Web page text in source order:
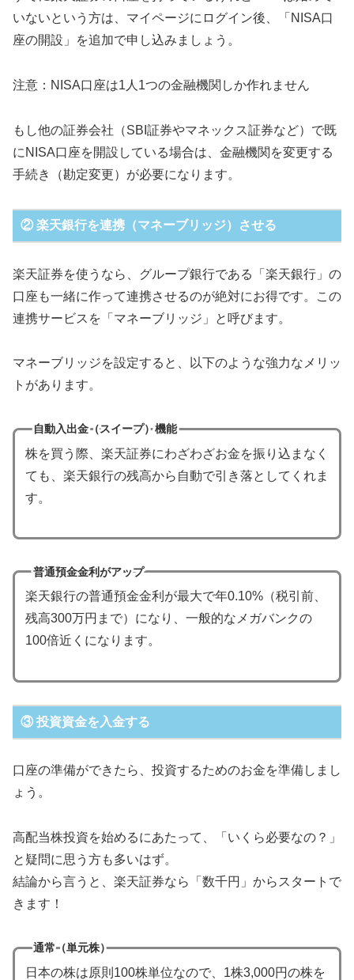
いないという方は、マイページにログイン後、「NISA口
座の開設」を追加で申し込みましょう。
注意：NISA口座は1人1つの金融機関しか作れません
もし他の証券会社（SBI証券やマネックス証券など）で既
にNISA口座を開設している場合は、金融機関を変更する
手続き（勘定変更）が必要になります。
② 楽天銀行を連携（マネーブリッジ）させる
楽天証券を使うなら、グループ銀行である「楽天銀行」の
口座も一緒に作って連携させるのが絶対にお得です。この
連携サービスを「マネーブリッジ」と呼びます。
マネーブリッジを設定すると、以下のような強力なメリッ
トがあります。
自動入出金（スイープ）機能
株を買う際、楽天証券にわざわざお金を振り込まなく
ても、楽天銀行の残高から自動で引き落としてくれま
す。
普通預金金利がアップ
楽天銀行の普通預金金利が最大で年0.10%（税引前、
残高300万円まで）になり、一般的なメガバンクの
100倍近くになります。
③ 投資資金を入金する
口座の準備ができたら、投資するためのお金を準備しまし
ょう。
高配当株投資を始めるにあたって、「いくら必要なの？」
と疑問に思う方も多いはず。
結論から言うと、楽天証券なら「数千円」からスタートで
きます！
通常（単元株）
日本の株は原則100株単位なので、1株3,000円の株を